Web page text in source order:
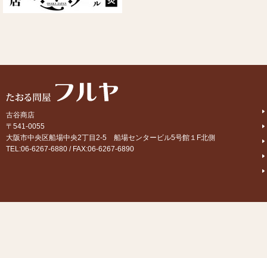
古谷商店
〒541-0055
大阪市中央区船場中央2丁目2-5 船場センタービル5号館１F北側
TEL:06-6267-6880 / FAX:06-6267-6890